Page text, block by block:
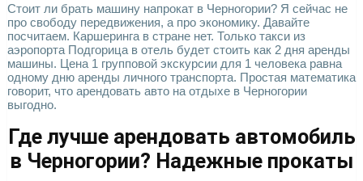
Стоит ли брать машину напрокат в Черногории? Я сейчас не
про свободу передвижения, а про экономику. Давайте
посчитаем. Каршеринга в стране нет. Только такси из
аэропорта Подгорица в отель будет стоить как 2 дня аренды
машины. Цена 1 групповой экскурсии для 1 человека равна
одному дню аренды личного транспорта. Простая математика
говорит, что арендовать авто на отдыхе в Черногории
выгодно.
Где лучше арендовать автомобиль
в Черногории? Надежные прокаты